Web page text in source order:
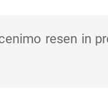
resen in